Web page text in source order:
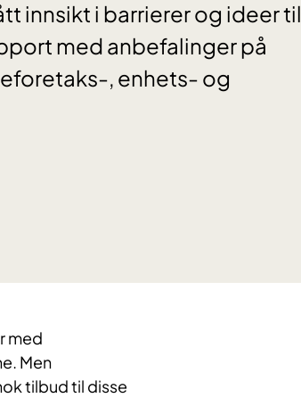
innsikt i barrierer og ideer til
med anbefalinger på
, enhets- og
med
Men
tilbud til disse